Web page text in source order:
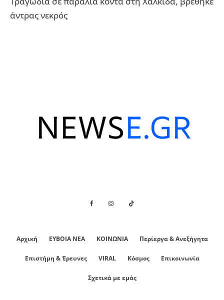
άντρας νεκρός
Αρχική ΕΥΒΟΙΑ ΝΕΑ ΚΟΙΝΩΝΙΑ Περίεργα & Ανεξήγητα
Επιστήμη & Έρευνες VIRAL Κόσμος Επικοινωνία
Σχετικά με εμάς